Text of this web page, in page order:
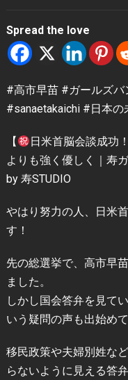
Spread the love
#高市早苗 #ガールズ
#sanaetakaichi #日本
【
日米首脳会談成功
よりも強く優しく｜寿
by 寿STUDIO
やはり努力の人、日米
す！
先の総選挙で、高市早
ました。
しかし国会答弁を見て
いう疑問の声も出始めて
移民政策や夫婦別姓な
らないように見える答